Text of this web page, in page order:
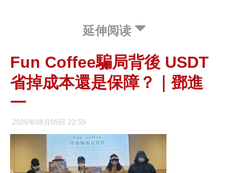
延伸阅读
Fun Coffee騙局背後 USDT
省掉成本還是保障？｜鄧進
一
2026年08月09日 22:59